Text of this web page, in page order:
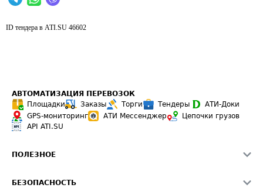
ID тендера в ATI.SU 46602
АВТОМАТИЗАЦИЯ ПЕРЕВОЗОК
Площадки
Заказы Торги Тендеры
АТИ-Доки
GPS-мониторинг
АТИ Мессенджер
Цепочки грузов
API ATI.SU
ПОЛЕЗНОЕ
БЕЗОПАСНОСТЬ